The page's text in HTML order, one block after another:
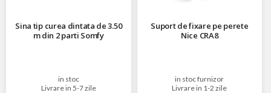
Sina tip curea dintata de 3.50
m din 2 parti Somfy
in stoc
Livrare in 5-7 zile
Suport de fixare pe perete
Nice CRA8
in stoc furnizor
Livrare in 1-2 zile